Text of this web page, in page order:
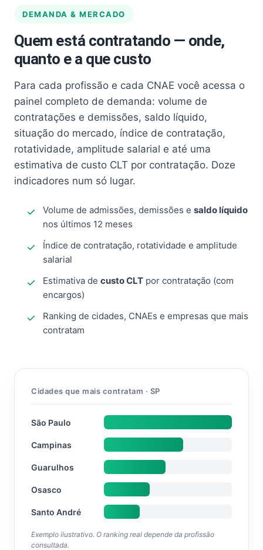
DEMANDA & MERCADO
Quem está contratando — onde,
quanto e a que custo
Para cada profissão e cada CNAE você acessa o
painel completo de demanda: volume de
contratações e demissões, saldo líquido,
situação do mercado, índice de contratação,
rotatividade, amplitude salarial e até uma
estimativa de custo CLT por contratação. Doze
indicadores num só lugar.
Volume de admissões, demissões e saldo líquido
nos últimos 12 meses
Índice de contratação, rotatividade e amplitude
salarial
Estimativa de custo CLT por contratação (com
encargos)
Ranking de cidades, CNAEs e empresas que mais
contratam
Cidades que mais contratam · SP
São Paulo
Campinas
Guarulhos
Osasco
Santo André
Exemplo ilustrativo. O ranking real depende da profissão
consultada.